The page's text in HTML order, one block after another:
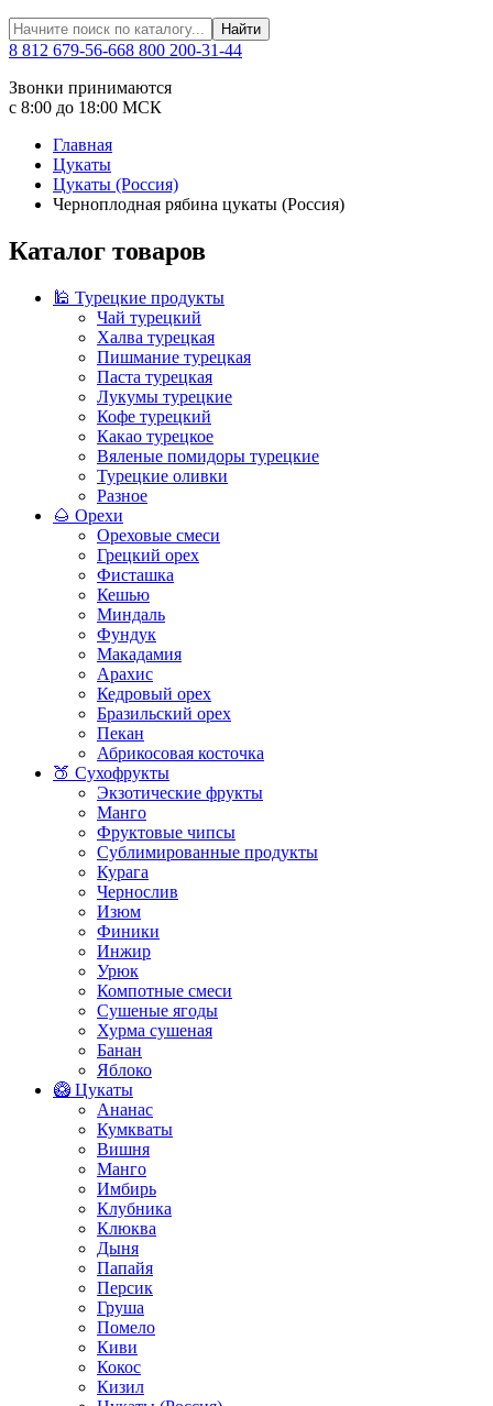
Найти
8 812 679-56-668 800 200-31-44
Звонки принимаются
с 8:00 до 18:00 МСК
Главная
Цукаты
Цукаты (Россия)
Черноплодная рябина цукаты (Россия)
Каталог товаров
🕌 Турецкие продукты
Чай турецкий
Халва турецкая
Пишмание турецкая
Паста турецкая
Лукумы турецкие
Кофе турецкий
Какао турецкое
Вяленые помидоры турецкие
Турецкие оливки
Разное
🌰 Орехи
Ореховые смеси
Грецкий орех
Фисташка
Кешью
Миндаль
Фундук
Макадамия
Арахис
Кедровый орех
Бразильский орех
Пекан
Абрикосовая косточка
🍑 Сухофрукты
Экзотические фрукты
Манго
Фруктовые чипсы
Сублимированные продукты
Курага
Чернослив
Изюм
Финики
Инжир
Урюк
Компотные смеси
Сушеные ягоды
Хурма сушеная
Банан
Яблоко
🥝 Цукаты
Ананас
Кумкваты
Вишня
Манго
Имбирь
Клубника
Клюква
Дыня
Папайя
Персик
Груша
Помело
Киви
Кокос
Кизил